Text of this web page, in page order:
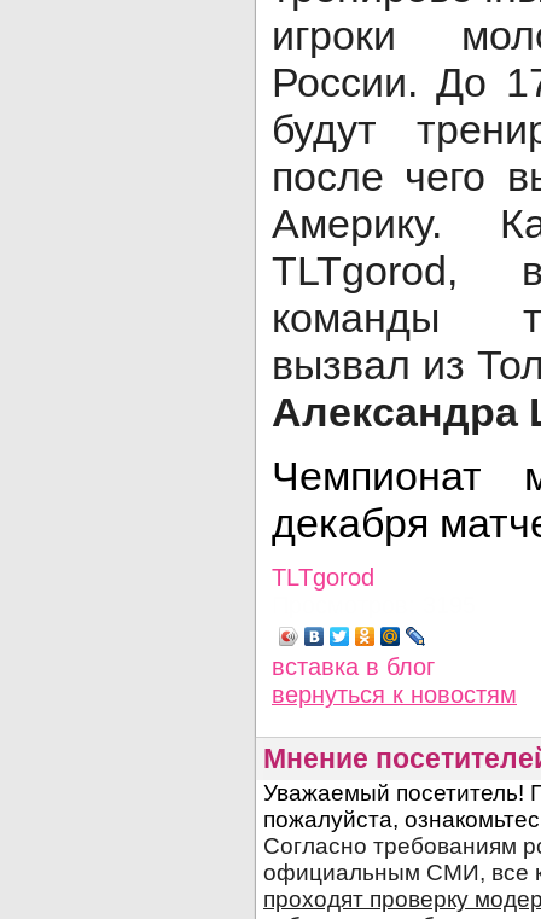
игроки
России. До
будут
после чего
Америку.
TLTgorod,
команды
вызвал из
Александра
Чемпионат
декабря
TLTgorod
вставка в блог
вернуться к новостям
Мнение